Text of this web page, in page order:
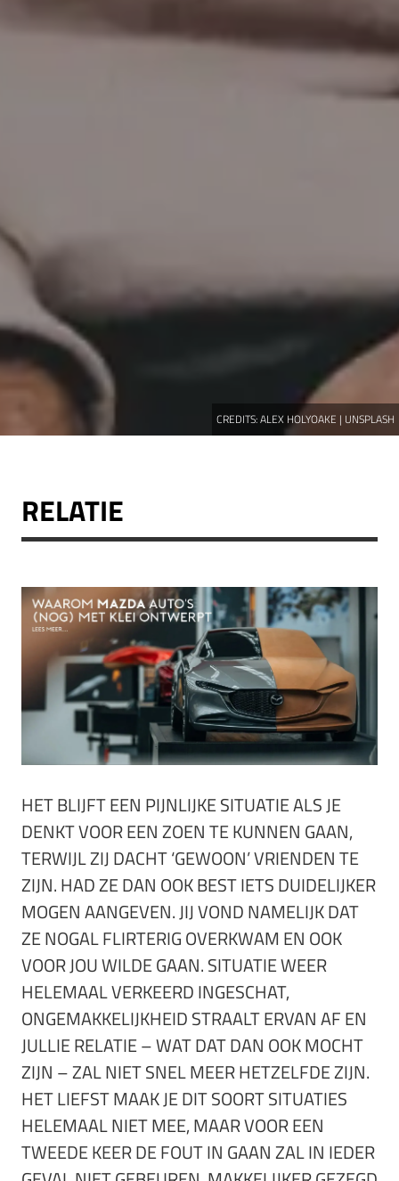
CREDITS:ALEX HOLYOAKE | UNSPLASH
RELATIE
HET BLIJFT EEN PIJNLIJKE SITUATIE ALS JE
DENKT VOOR EEN ZOEN TE KUNNEN GAAN,
TERWIJL ZIJ DACHT ‘GEWOON’ VRIENDEN TE
ZIJN. HAD ZE DAN OOK BEST IETS DUIDELIJKER
MOGEN AANGEVEN. JIJ VOND NAMELIJK DAT
ZE NOGAL FLIRTERIG OVERKWAM EN OOK
VOOR JOU WILDE GAAN. SITUATIE WEER
HELEMAAL VERKEERD INGESCHAT,
ONGEMAKKELIJKHEID STRAALT ERVAN AF EN
JULLIE RELATIE – WAT DAT DAN OOK MOCHT
ZIJN – ZAL NIET SNEL MEER HETZELFDE ZIJN.
HET LIEFST MAAK JE DIT SOORT SITUATIES
HELEMAAL NIET MEE, MAAR VOOR EEN
TWEEDE KEER DE FOUT IN GAAN ZAL IN IEDER